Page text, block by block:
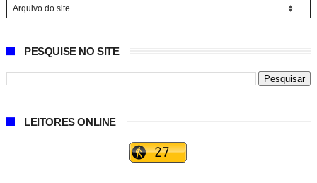
PESQUISE NO SITE
LEITORES ONLINE